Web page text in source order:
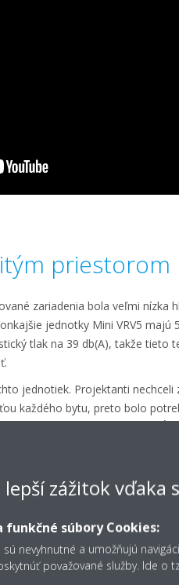
priestorom
zariadenia bola veľmi nízka
jednotky Mini VRV5 majú
tlak na 39 db(A), takže tieto
jednotiek. Projektanti nechceli
každého bytu, preto bolo
systém s čo najväčšou
potrubia až 120 metrov.
bola veľmi nízka výška týchto
nízkou hlučnosťou robí
zážitok vďaka
funkčné súbory Cookies:
nevyhnutné a umožňujú
považované služby. Ide o